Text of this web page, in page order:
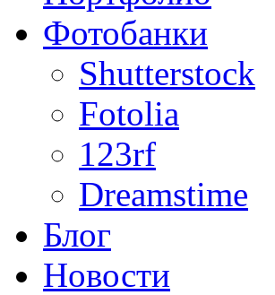
Фотобанки
Shutterstock
Fotolia
123rf
Dreamstime
Блог
Новости